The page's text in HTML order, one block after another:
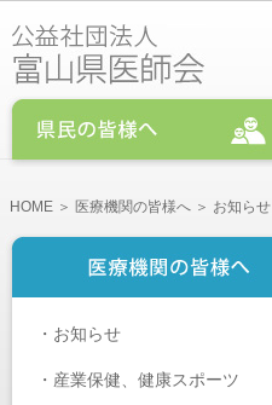
HOME ＞ 医療機関の皆様へ ＞ お知らせ
・ お知らせ
・ 産業保健、健康スポーツ